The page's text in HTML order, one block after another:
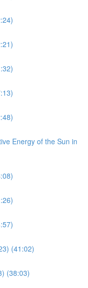
Energy of the Sun in
(41:02)
(38:03)